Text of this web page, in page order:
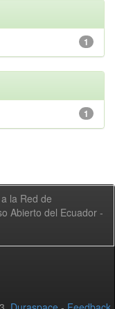
1
1
la Red de
Abierto del Ecuador -